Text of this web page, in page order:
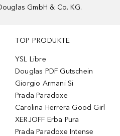
GmbH & Co. KG.
TOP PRODUKTE
YSL Libre
Douglas PDF Gutschein
Giorgio Armani Si
Prada Paradoxe
Carolina Herrera Good Girl
XERJOFF Erba Pura
Prada Paradoxe Intense